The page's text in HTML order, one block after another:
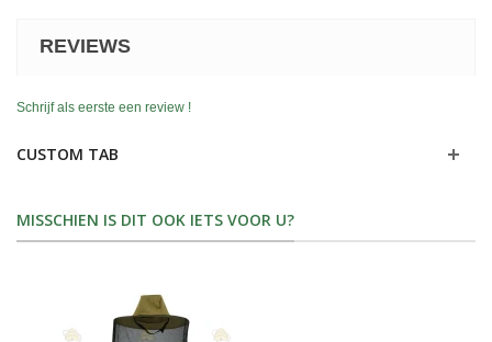
REVIEWS
Schrijf als eerste een review !
CUSTOM TAB
MISSCHIEN IS DIT OOK IETS VOOR U?